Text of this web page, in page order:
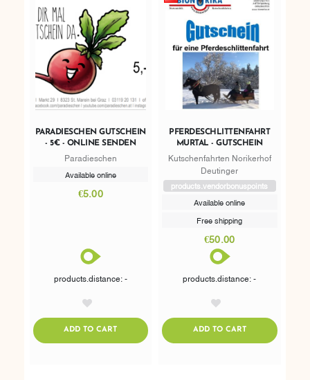
PARADIESCHEN GUTSCHEIN
- 5€ - ONLINE SENDEN
Paradieschen
Available online
€5.00
products.distance: -
ADD TO CARTADDTOCART
PFERDESCHLITTENFAHRT
MURTAL - GUTSCHEIN
Kutschenfahrten Norikerhof
Deutinger
products.vendorbonuspoints
Available online
Free shipping
€50.00
products.distance: -
ADD TO CARTADDTOCART